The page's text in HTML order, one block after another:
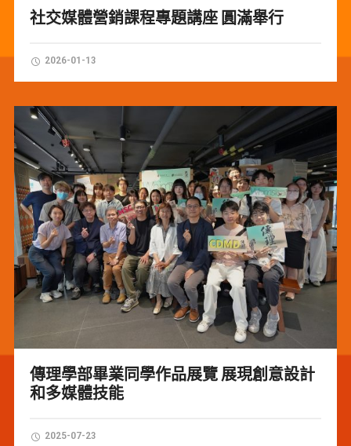
社交媒體營銷課程專題講座 圓滿舉行
2026-01-13
傳理學部畢業同學作品展覽 展現創意設計
和多媒體技能
2025-07-23